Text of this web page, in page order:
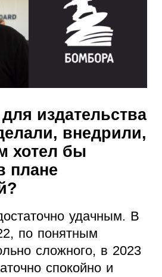
издательства
внедрили,
хотел бы
плане
удачным. В
по понятным
сложного, в 2023
спокойно и